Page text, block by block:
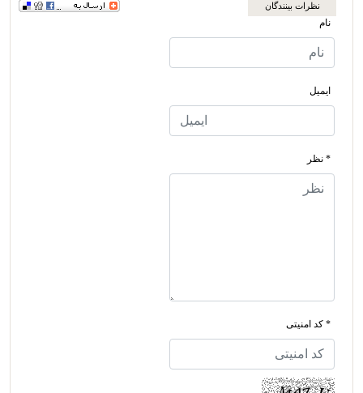
نظرات بینندگان
نام
ایمیل
* نظر
* کد امنیتی